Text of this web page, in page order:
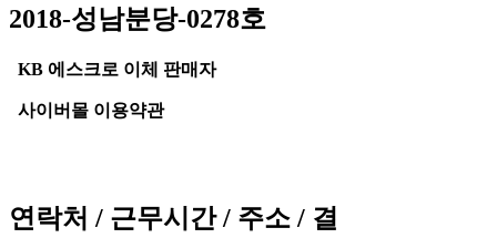
2018-성남분당-0278호
KB 에스크로 이체 판매자
사이버몰 이용약관
연락처 / 근무시간 / 주소 / 결